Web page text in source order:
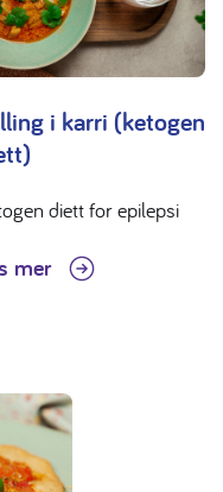
i karri (ketogen
diett for epilepsi
mer